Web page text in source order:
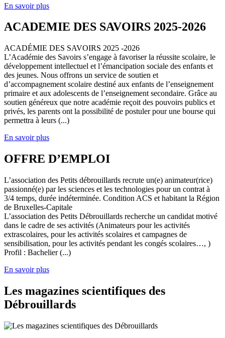
En savoir plus
ACADEMIE DES SAVOIRS 2025-2026
ACADÉMIE DES SAVOIRS 2025 -2026
L’Académie des Savoirs s’engage à favoriser la réussite scolaire, le
développement intellectuel et l’émancipation sociale des enfants et
des jeunes. Nous offrons un service de soutien et
d’accompagnement scolaire destiné aux enfants de l’enseignement
primaire et aux adolescents de l’enseignement secondaire. Grâce au
soutien généreux que notre académie reçoit des pouvoirs publics et
privés, les parents ont la possibilité de postuler pour une bourse qui
permettra à leurs (...)
En savoir plus
OFFRE D’EMPLOI
L’association des Petits débrouillards recrute un(e) animateur(rice)
passionné(e) par les sciences et les technologies pour un contrat à
3/4 temps, durée indéterminée. Condition ACS et habitant la Région
de Bruxelles-Capitale
L’association des Petits Débrouillards recherche un candidat motivé
dans le cadre de ses activités (Animateurs pour les activités
extrascolaires, pour les activités scolaires et campagnes de
sensibilisation, pour les activités pendant les congés scolaires…, )
Profil : Bachelier (...)
En savoir plus
Les magazines scientifiques des
Débrouillards